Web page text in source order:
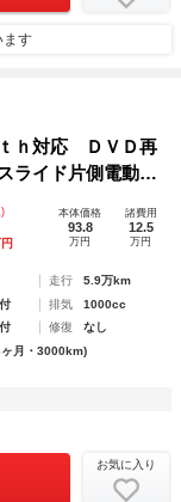
ます
ｈ対応 ＤＶＤ再
イド片側電動ド
ルー
本体価格
93.8
万円
諸費用
12.5
万円
走行
5.9万km
排気
1000cc
修復
なし
月・3000km)
お気に入り